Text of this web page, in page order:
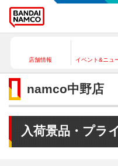
店舗情報 イベント&ニュ
namco中野店
入荷景品・プラ